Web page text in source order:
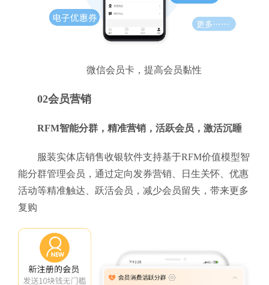
微信会员卡，提高会员黏性
02会员营销
RFM智能分群，精准营销，活跃会员，激活沉睡
服装实体店销售收银软件支持基于RFM价值模型智
能分群管理会员，通过定向发券营销、日生关怀、优惠
活动等精准触达、跃活会员，减少会员留失，带来更多
复购